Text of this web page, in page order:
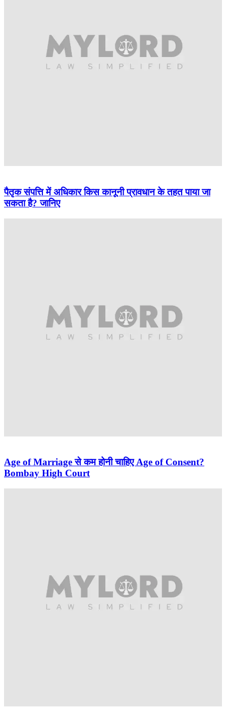
पैतृक संपत्ति में अधिकार किस कानूनी प्रावधान के तहत पाया जा
सकता है? जानिए
Age of Marriage से कम होनी चाहिए Age of Consent?
Bombay High Court